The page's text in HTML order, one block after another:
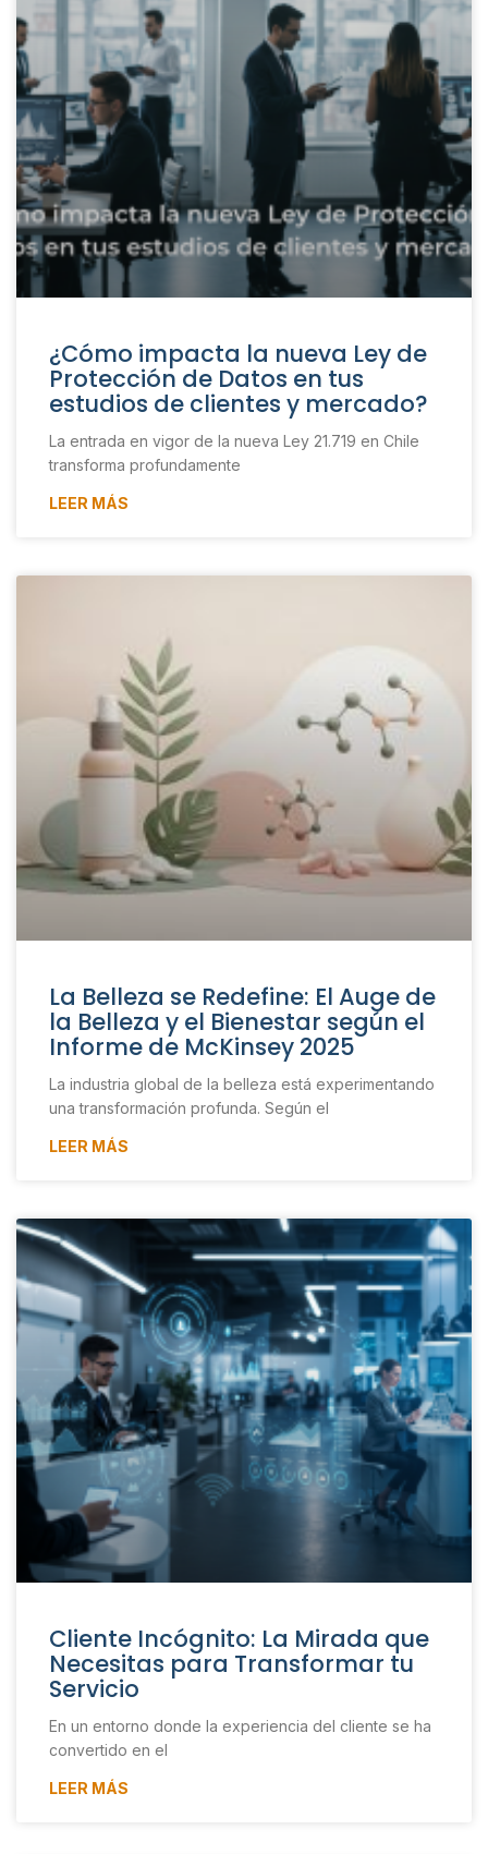
¿Cómo impacta la nueva Ley de
Protección de Datos en tus
estudios de clientes y mercado?
La entrada en vigor de la nueva Ley 21.719 en Chile
transforma profundamente
LEER MÁS
La Belleza se Redefine: El Auge de
la Belleza y el Bienestar según el
Informe de McKinsey 2025
La industria global de la belleza está experimentando
una transformación profunda. Según el
LEER MÁS
Cliente Incógnito: La Mirada que
Necesitas para Transformar tu
Servicio
En un entorno donde la experiencia del cliente se ha
convertido en el
LEER MÁS